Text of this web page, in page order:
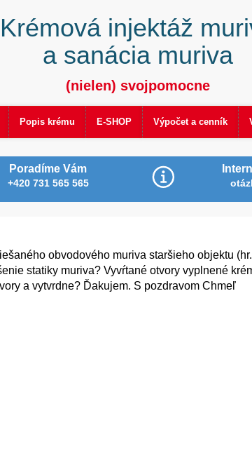
Popis krému E-SHOP Výpočet a cenník
Krémová injektáž
a sanácia muriva
(nielen) svojpomocne
Poradíme Vám
+420 731 565 565
obvodového muriva staršieho objektu
statiky muriva? Vyvŕtané otvory vyplnené
a vytvrdne? Ďakujem. S pozdravom Chmeľ